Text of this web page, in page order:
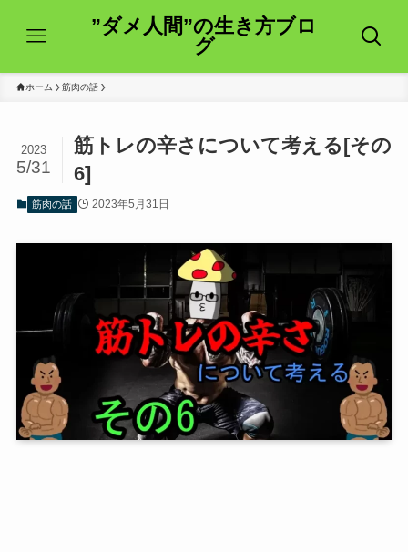
”ダメ人間”の生き方ブロ
グ
ホーム 筋肉の話
筋トレの辛さについて考える[その
6]
2023
5/31
筋肉の話 2023年5月31日